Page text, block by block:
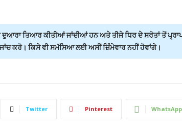
ਤਿਆਰ ਕੀਤੀਆਂ ਜਾਂਦੀਆਂ ਹਨ ਅਤੇ ਤੀਜੇ ਧਿਰ ਦੇ ਸਰੋਤਾਂ ਤੋਂ
ਕਰੋ। ਕਿਸੇ ਵੀ ਸਮੱਸਿਆ ਲਈ ਅਸੀਂ ਜ਼ਿੰਮੇਵਾਰ ਨਹੀਂ ਹੋਵਾਂਗੇ।
Twitter Pinterest WhatsApp